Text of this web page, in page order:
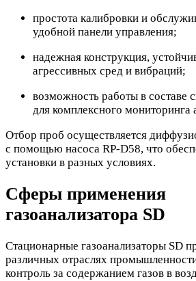
простота калибровки и
удобной панели управления;
надежная конструкция,
агрессивных сред и вибраций;
возможность работы в составе
для комплексного мониторинга
Отбор проб осуществляется
с помощью насоса RP-D58, что
установки в разных условиях.
Сферы применения
газоанализатора SD
Стационарные газоанализаторы SD
различных отраслях
контроль за содержанием газов в